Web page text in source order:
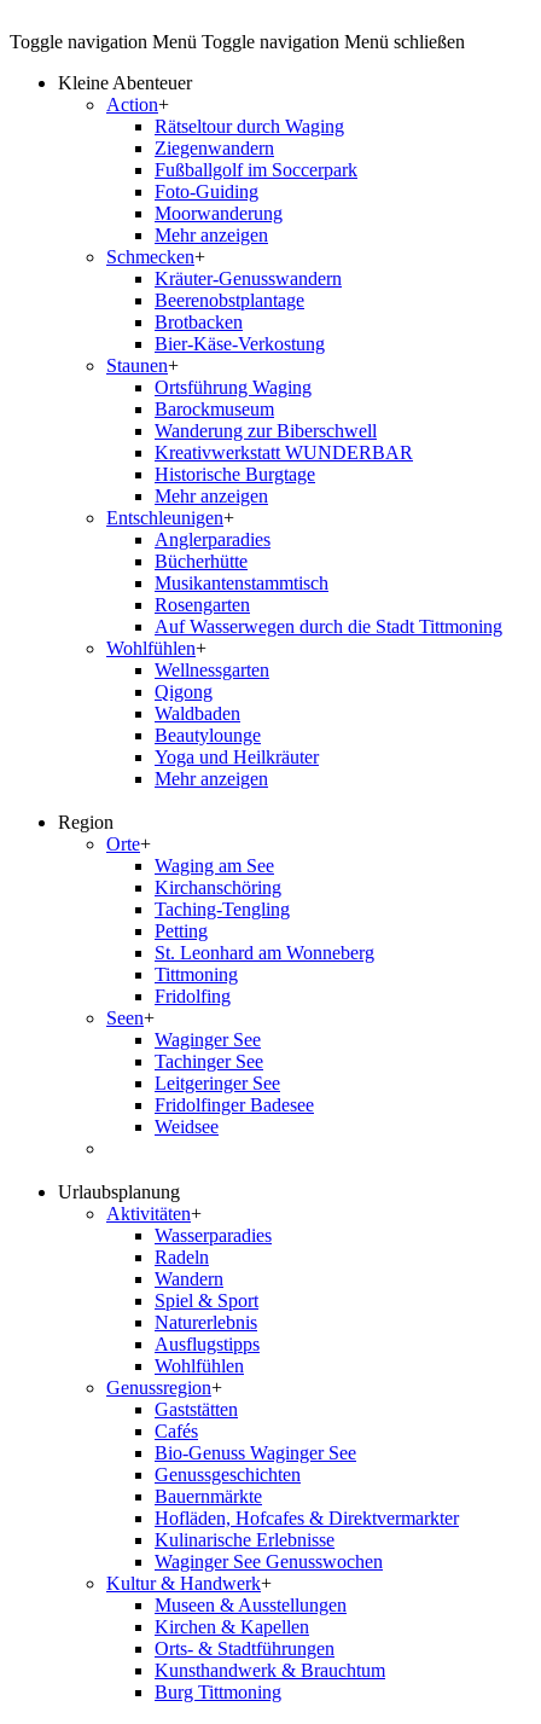
Toggle navigation Menü Toggle navigation Menü schließen
Kleine Abenteuer
Action+
Rätseltour durch Waging
Ziegenwandern
Fußballgolf im Soccerpark
Foto-Guiding
Moorwanderung
Mehr anzeigen
Schmecken+
Kräuter-Genusswandern
Beerenobstplantage
Brotbacken
Bier-Käse-Verkostung
Staunen+
Ortsführung Waging
Barockmuseum
Wanderung zur Biberschwell
Kreativwerkstatt WUNDERBAR
Historische Burgtage
Mehr anzeigen
Entschleunigen+
Anglerparadies
Bücherhütte
Musikantenstammtisch
Rosengarten
Auf Wasserwegen durch die Stadt Tittmoning
Wohlfühlen+
Wellnessgarten
Qigong
Waldbaden
Beautylounge
Yoga und Heilkräuter
Mehr anzeigen
Region
Orte+
Waging am See
Kirchanschöring
Taching-Tengling
Petting
St. Leonhard am Wonneberg
Tittmoning
Fridolfing
Seen+
Waginger See
Tachinger See
Leitgeringer See
Fridolfinger Badesee
Weidsee
Urlaubsplanung
Aktivitäten+
Wasserparadies
Radeln
Wandern
Spiel & Sport
Naturerlebnis
Ausflugstipps
Wohlfühlen
Genussregion+
Gaststätten
Cafés
Bio-Genuss Waginger See
Genussgeschichten
Bauernmärkte
Hofläden, Hofcafes & Direktvermarkter
Kulinarische Erlebnisse
Waginger See Genusswochen
Kultur & Handwerk+
Museen & Ausstellungen
Kirchen & Kapellen
Orts- & Stadtführungen
Kunsthandwerk & Brauchtum
Burg Tittmoning